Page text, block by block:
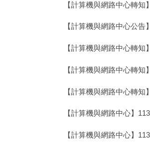
【計算機與網路中心轉
【計算機與網路中心公
【計算機與網路中心轉
【計算機與網路中心轉
【計算機與網路中心轉
【計算機與網路中心】
【計算機與網路中心】